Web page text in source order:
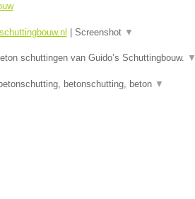
Screenshot ▼
schuttingen van Guido’s Schuttingbouw. ▼
betonschutting, beton ▼